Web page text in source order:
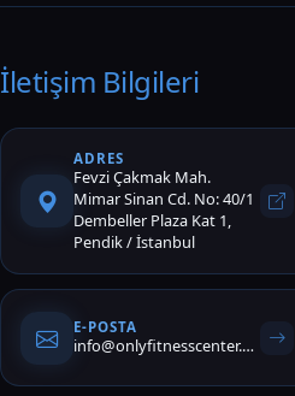
İletişim Bilgileri
ADRES
Fevzi Çakmak Mah.
Mimar Sinan Cd. No: 40/1
Dembeller Plaza Kat 1,
Pendik / İstanbul
E-POSTA
info@onlyfitnesscenter.com